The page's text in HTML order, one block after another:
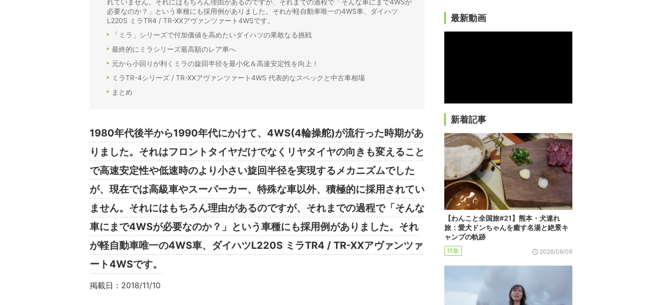
れていません。それにはもちろん理由があるのですが、それまでの過程で「そんな車にまで4WSが
必要なのか？」という車種にも採用例がありました。それが軽自動車唯一の4WS車、ダイハツ
L220S ミラTR4 / TR-XXアヴァンツァート4WSです。
「ミラ」シリーズで付加価値を高めたいダイハツの果敢なる挑戦
最終的にミラシリーズ最高額のレア車へ
元から小回りが利くミラの旋回半径を最小化＆高速安定性を向上！
ミラTR-4シリーズ / TR-XXアヴァンツァート4WS 代表的なスペックと中古車相場
まとめ
1980年代後半から1990年代にかけて、4WS(4輪操舵)が流行った時期があ
りました。それはフロントタイヤだけでなくリヤタイヤの向きも変えること
で高速安定性や低速時のより小さい旋回半径を実現するメカニズムでした
が、現在では高級車やスーパーカー、特殊な車以外、積極的に採用されてい
ません。それにはもちろん理由があるのですが、それまでの過程で「そんな
車にまで4WSが必要なのか？」という車種にも採用例がありました。それ
が軽自動車唯一の4WS車、ダイハツL220S ミラTR4 / TR-XXアヴァンツァ
ート4WSです。
掲載日：2018/11/10
最新動画
新着記事
【わんこと全国旅#21】熊本・犬連れ
旅：愛犬ドンちゃんを癒す名湯と絶景キ
ャンプの軌跡
特集 2026/08/08